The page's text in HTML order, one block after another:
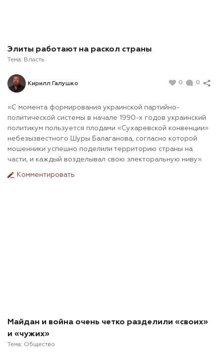
Элиты работают на раскол страны
Тема: Власть
Кирилл Галушко 0 0
«С момента формирования украинской партийно-
политической системы в начале 1990-х годов украинский
политикум пользуется плодами «Сухаревской конвенции»
небезызвестного Шуры Балаганова, согласно которой
мошенники успешно поделили территорию страны на
части, и каждый возделывал свою электоральную ниву».
Комментировать
Майдан и война очень четко разделили «своих»
и «чужих»
Тема: Общество